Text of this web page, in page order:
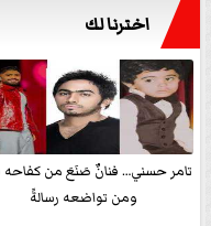
اخترنا لك
تامر حسني… فنانٌ صَنَعَ من
ومن تواضعه رسالةً